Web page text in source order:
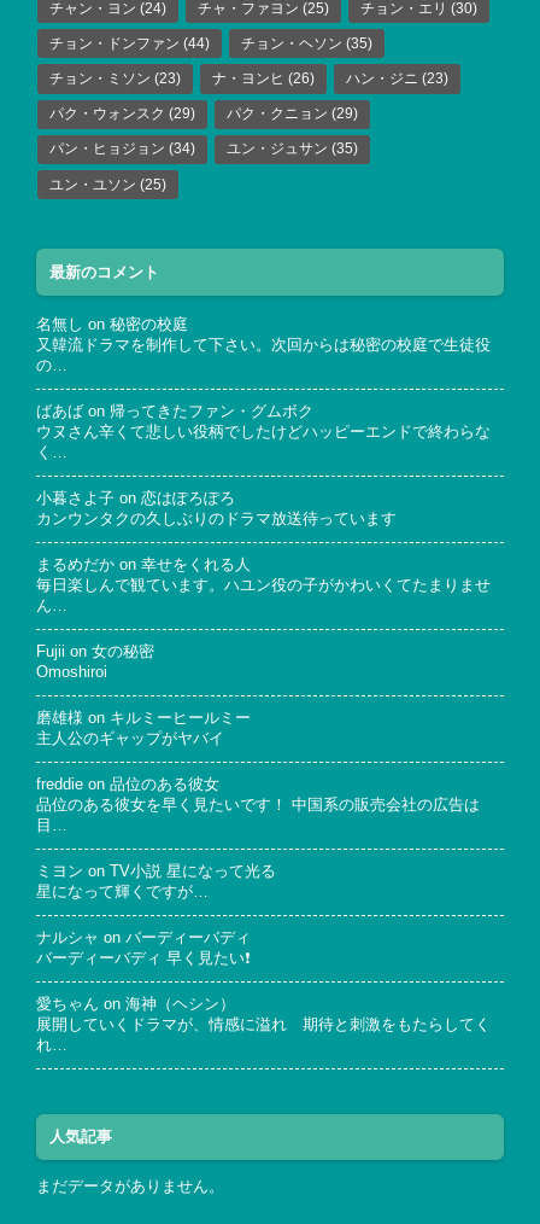
チャン・ヨン (24) チャ・ファヨン (25) チョン・エリ (30)
チョン・ドンファン (44) チョン・ヘソン (35)
チョン・ミソン (23) ナ・ヨンヒ (26) ハン・ジニ (23)
パク・ウォンスク (29) パク・クニョン (29)
パン・ヒョジョン (34) ユン・ジュサン (35)
ユン・ユソン (25)
最新のコメント
名無し on 秘密の校庭
又韓流ドラマを制作して下さい。次回からは秘密の校庭で生徒役
の…
ばあば on 帰ってきたファン・グムボク
ウヌさん辛くて悲しい役柄でしたけどハッピーエンドで終わらな
く…
小暮さよ子 on 恋はぽろぽろ
カンウンタクの久しぶりのドラマ放送待っています
まるめだか on 幸せをくれる人
毎日楽しんで観ています。ハユン役の子がかわいくてたまりませ
ん…
Fujii on 女の秘密
Omoshiroi
磨雄様 on キルミーヒールミー
主人公のギャップがヤバイ
freddie on 品位のある彼女
品位のある彼女を早く見たいです！ 中国系の販売会社の広告は
目…
ミヨン on
TV小説 星になって光る
星になって輝くですが…
ナルシャ on バーディーバディ
バーディーバディ 早く見たい❗
愛ちゃん on 海神（ヘシン）
展開していくドラマが、情感に溢れ 期待と刺激をもたらしてく
れ…
人気記事
まだデータがありません。